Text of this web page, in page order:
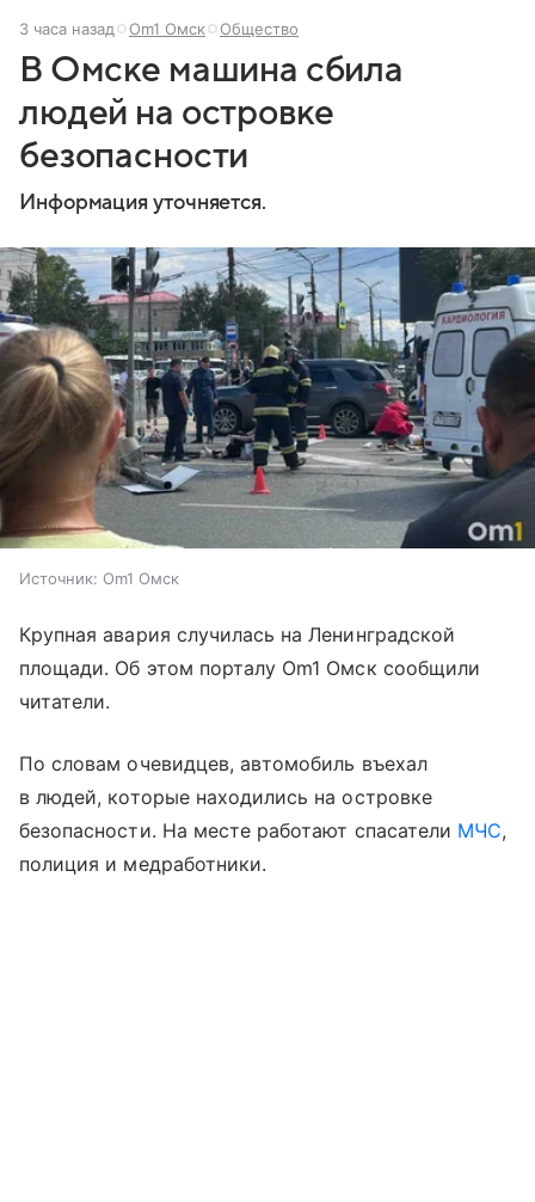
3 часа назад Om1 Омск Общество
В Омске машина сбила
людей на островке
безопасности
Информация уточняется.
Источник: Om1 Омск
Крупная авария случилась на Ленинградской
площади. Об этом порталу Om1 Омск сообщили
читатели.
По словам очевидцев, автомобиль въехал
в людей, которые находились на островке
безопасности. На месте работают спасатели МЧС,
полиция и медработники.